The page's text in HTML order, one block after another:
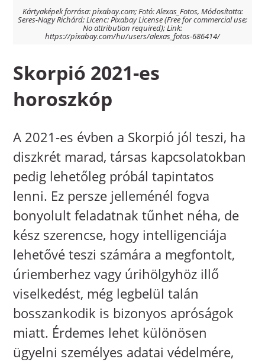
Kártyaképek forrása: pixabay.com; Fotó: Alexas_Fotos, Módosította:
Seres-Nagy Richárd; Licenc: Pixabay License (Free for commercial use;
No attribution required); Link:
https://pixabay.com/hu/users/alexas_fotos-686414/
Skorpió 2021-es
horoszkóp
A 2021-es évben a Skorpió jól teszi, ha
diszkrét marad, társas kapcsolatokban
pedig lehetőleg próbál tapintatos
lenni. Ez persze jelleménél fogva
bonyolult feladatnak tűnhet néha, de
kész szerencse, hogy intelligenciája
lehetővé teszi számára a megfontolt,
úriemberhez vagy úrihölgyhöz illő
viselkedést, még legbelül talán
bosszankodik is bizonyos apróságok
miatt. Érdemes lehet különösen
ügyelni személyes adatai védelmére,